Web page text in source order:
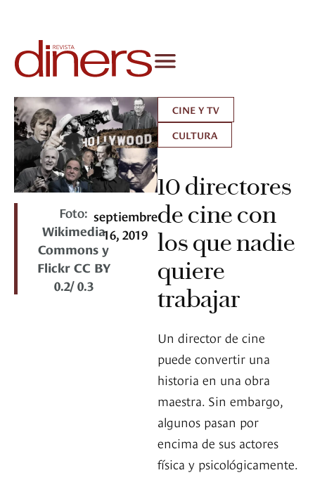
Foto:
Wikimedia
Commons y
Flickr CC BY
0.2/ 0.3
septiembre
16, 2019
CINE Y TV
CULTURA
10 directores
de cine con
los que nadie
quiere
trabajar
Un director de cine
puede convertir una
historia en una obra
maestra. Sin embargo,
algunos pasan por
encima de sus actores
física y psicológicamente.